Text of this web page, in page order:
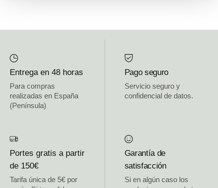
Entrega en 48 horas
Para compras
realizadas en España
(Península)
Pago seguro
Servicio seguro y
confidencial de datos.
Portes gratis a partir
de 150€
Tarifa única de 5€ por
Garantía de
satisfacción
Si en algún caso los